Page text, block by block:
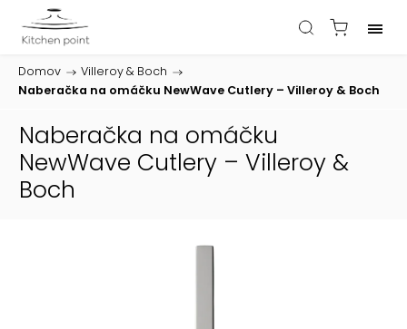
Domov / Villeroy & Boch /
Naberačka na omáčku NewWave Cutlery – Villeroy & Boch
Naberačka na omáčku
NewWave Cutlery – Villeroy &
Boch